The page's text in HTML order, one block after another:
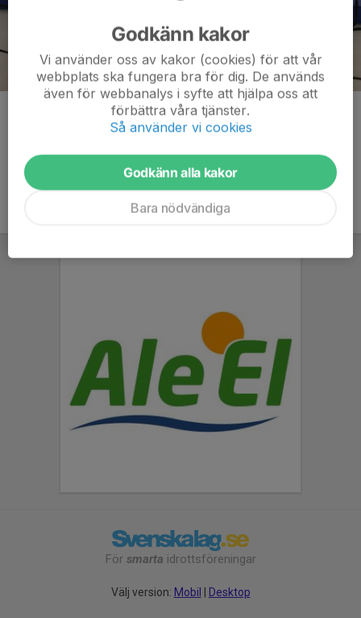
För smarta idrottsföreningar
Välj version: Mobil Desktop
Godkänn kakor
Vi använder oss av kakor (cookies) för att vår
webbplats ska fungera bra för dig. De används
även för webbanalys i syfte att hjälpa oss att
förbättra våra tjänster.
Så använder vi cookies
Godkänn alla kakor
Bara nödvändiga